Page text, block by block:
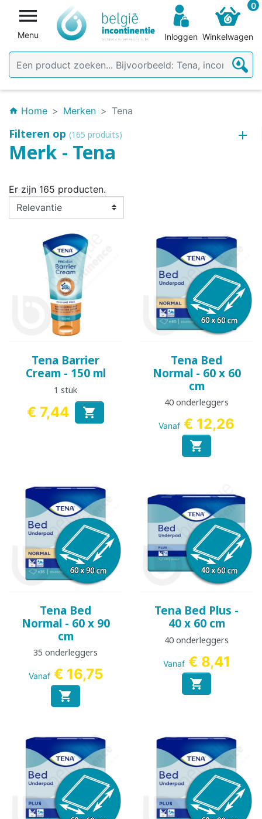

Menu Inloggen
0
Winkelwagen
home Home Merken Tena
Filteren op (165 produits)
Merk - Tena
Er zijn 165 producten.
Tena Barrier
Cream - 150 ml
1 stuk
Prijs
€ 7,44 
Tena Bed
Normal - 60 x 60
cm
40 onderleggers
Vanaf € 12,26

Tena Bed
Normal - 60 x 90
cm
35 onderleggers
Vanaf € 16,75

Tena Bed Plus -
40 x 60 cm
40 onderleggers
Vanaf € 8,41
